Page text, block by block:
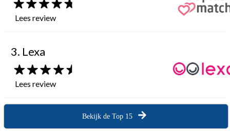
Lees review
3. Lexa
Lees review
Bekijk de Top 15